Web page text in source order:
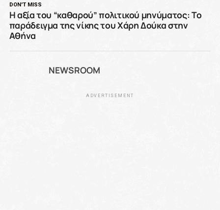
DON'T MISS
Η αξία του “καθαρού” πολιτικού μηνύματος: Το
παράδειγμα της νίκης του Χάρη Δούκα στην
Αθήνα
NEWSROOM
ADVERTISEMENT